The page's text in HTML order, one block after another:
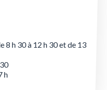
8 h 30 à 12 h 30 et de 13
h